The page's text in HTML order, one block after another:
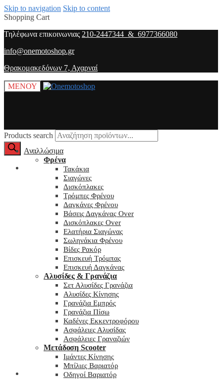
Skip to navigation Skip to content
Shopping Cart
Τηλέφωνα επικοινωνιας 210-2447344 & 6977366080
info@onemotoshop.gr
Θρακομακεδόνων 7, Αχαρναί
ΜΕΝΟΥ
Products search
O λογαριασμός μου
My wishlist
Αναλλώσιμα
Φρένα
Τακάκια
Σιαγώνες
Δισκόπλακες
Τρόμπες Φρένου
Δαγκάνες Φρένου
Βάσεις Δαγκάνας Over
Δισκόπλακες Over
Ελατήρια Σιαγώνας
Σωληνάκια Φρένου
Βίδες Ρακόρ
Επισκευή Τρόμπας
Επισκευή Δαγκάνας
Αλυσίδες & Γρανάζια
Σετ Αλυσίδες Γρανάζια
Αλυσίδες Κίνησης
Γρανάζια Εμπρός
Γρανάζια Πίσω
Καδένες Εκκεντροφόρου
Ασφάλειες Αλυσίδας
Ασφάλειες Γραναζιών
Μετάδοση Scooter
Ιμάντες Κίνησης
Μπίλιες Βαριατόρ
Οδηγοί Βαριατόρ